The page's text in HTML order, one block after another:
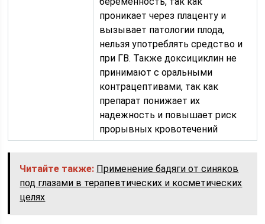
проникает через плаценту и
вызывает патологии плода,
нельзя употреблять средство и
при ГВ. Также доксициклин не
принимают с оральными
контрацептивами, так как
препарат понижает их
надежность и повышает риск
прорывных кровотечений
Читайте также: Применение бадяги от синяков
под глазами в терапевтических и косметических
целях